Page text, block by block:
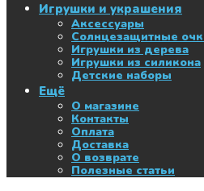
Игрушки и украшения
Аксессуары
Солнцезащитные
Игрушки из дерева
Игрушки из силикона
Детские наборы
Ещё
О магазине
Контакты
Оплата
Доставка
О возврате
Полезные статьи